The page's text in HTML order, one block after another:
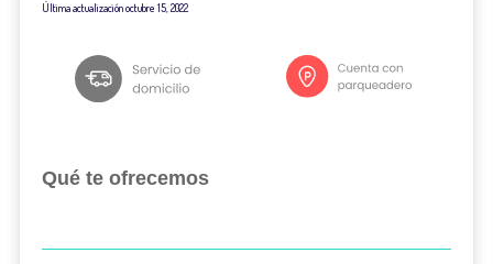
Última actualizaciónoctubre 15, 2022
Qué te ofrecemos